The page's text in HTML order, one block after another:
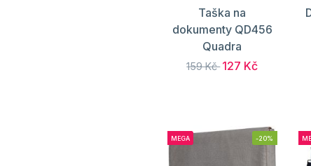
Taška na
dokumenty QD456
Quadra
159 Kč 127 Kč
MEGA -20%